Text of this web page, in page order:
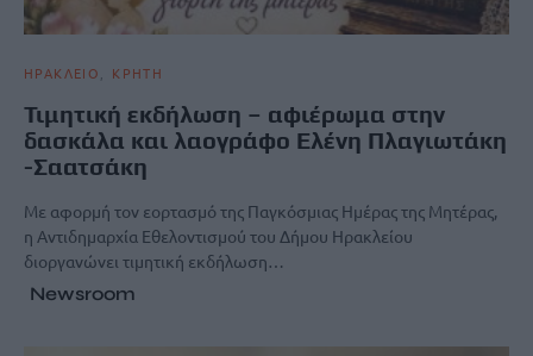
ΗΡΑΚΛΕΙΟ ΚΡΗΤΗ
Τιμητική εκδήλωση – αφιέρωμα στην
δασκάλα και λαογράφο Ελένη Πλαγιωτάκη
-Σαατσάκη
Με αφορμή τον εορτασμό της Παγκόσμιας Ημέρας της Μητέρας,
η Αντιδημαρχία Εθελοντισμού του Δήμου Ηρακλείου
διοργανώνει τιμητική εκδήλωση…
Newsroom